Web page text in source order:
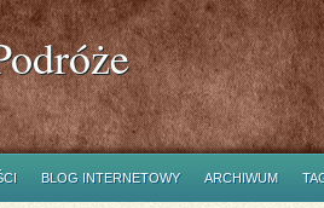
BLOG INTERNETOWY ARCHIWUM